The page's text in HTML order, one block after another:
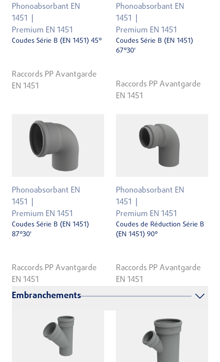
Phonoabsorbant EN
1451
Premium EN 1451
Coudes Série B (EN 1451) 45°
Raccords PP Avantgarde
EN 1451
Phonoabsorbant EN
1451
Premium EN 1451
Coudes Série B (EN 1451)
67°30'
Raccords PP Avantgarde
EN 1451
Phonoabsorbant EN
1451
Premium EN 1451
Coudes Série B (EN 1451)
87°30'
Raccords PP Avantgarde
EN 1451
Phonoabsorbant EN
1451
Premium EN 1451
Coudes de Réduction Série B
(EN 1451) 90°
Raccords PP Avantgarde
EN 1451
Embranchements